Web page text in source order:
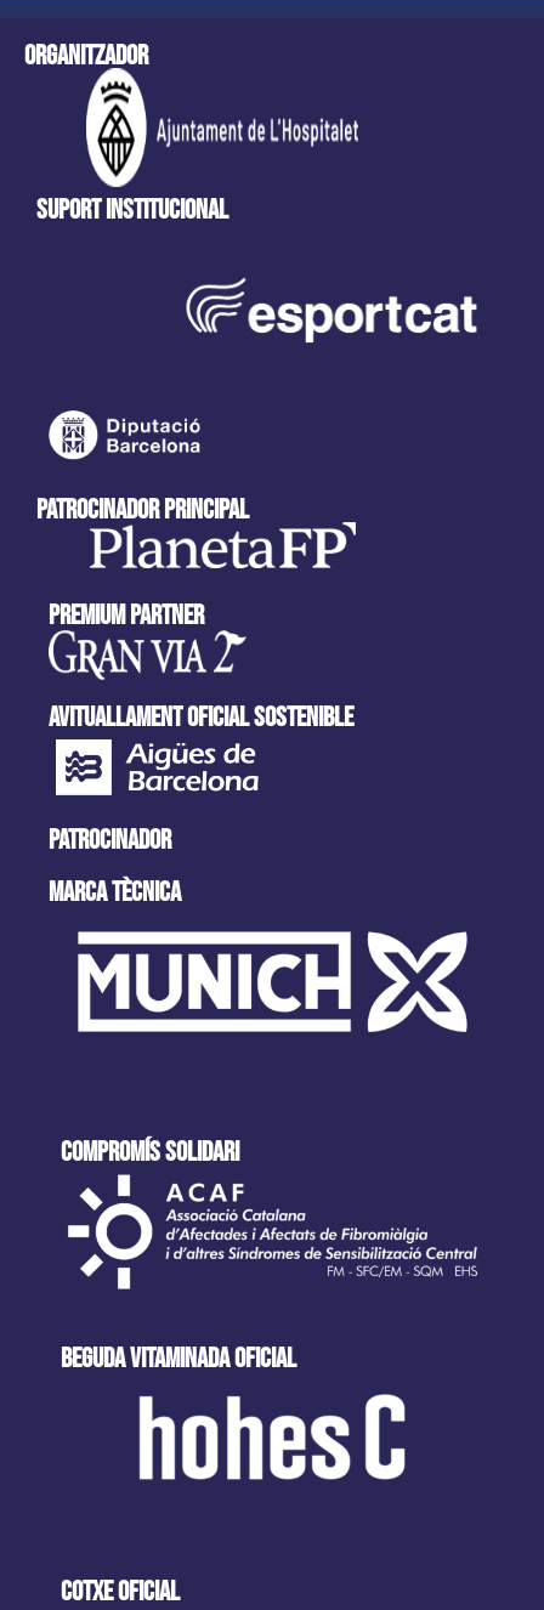
Organitzador
Suport Institucional
patrocinador principal
Premium partner
AVITUALLAMENT OFICIAL SOSTENIBLE
PATROCINADOR
MARCA tècnica
COMPROMÍS SOLIDARI
beguda VITAMINADA oficial
cotxe oficial